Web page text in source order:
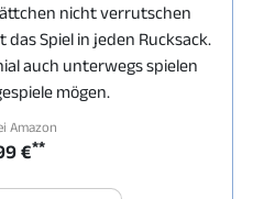
nicht verrutschen
Spiel in jeden Rucksack.
auch unterwegs spielen
mögen.
Amazon
€**